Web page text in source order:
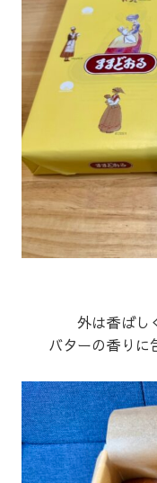
外は香ばし
バターの香りに